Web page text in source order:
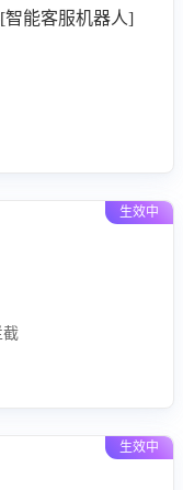
智能客服机器人]
生效中
截
生效中